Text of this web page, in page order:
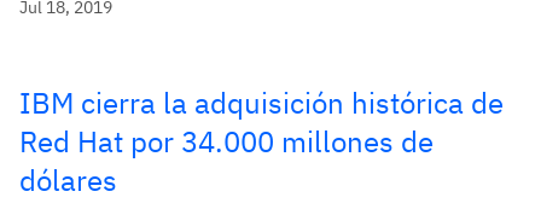
Jul 18, 2019
IBM cierra la adquisición histórica de
Red Hat por 34.000 millones de
dólares